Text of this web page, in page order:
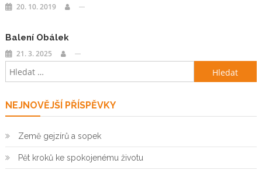
20. 10. 2019
Balení Obálek
21. 3. 2025
Vyhledávání
NEJNOVĚJŠÍ PŘÍSPĚVKY
Země gejzírů a sopek
Pět kroků ke spokojenému životu